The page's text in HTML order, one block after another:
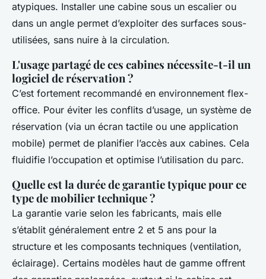
atypiques. Installer une cabine sous un escalier ou
dans un angle permet d’exploiter des surfaces sous-
utilisées, sans nuire à la circulation.
L'usage partagé de ces cabines nécessite-t-il un
logiciel de réservation ?
C’est fortement recommandé en environnement flex-
office. Pour éviter les conflits d’usage, un système de
réservation (via un écran tactile ou une application
mobile) permet de planifier l’accès aux cabines. Cela
fluidifie l’occupation et optimise l’utilisation du parc.
Quelle est la durée de garantie typique pour ce
type de mobilier technique ?
La garantie varie selon les fabricants, mais elle
s’établit généralement entre 2 et 5 ans pour la
structure et les composants techniques (ventilation,
éclairage). Certains modèles haut de gamme offrent